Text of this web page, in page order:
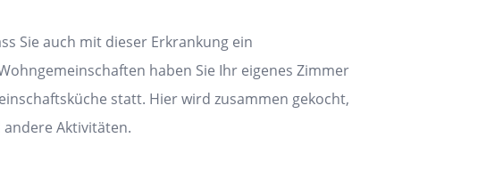
Sie auch mit dieser Erkrankung ein
haben Sie Ihr eigenes Zimmer
statt. Hier wird zusammen gekocht,
andere Aktivitäten.